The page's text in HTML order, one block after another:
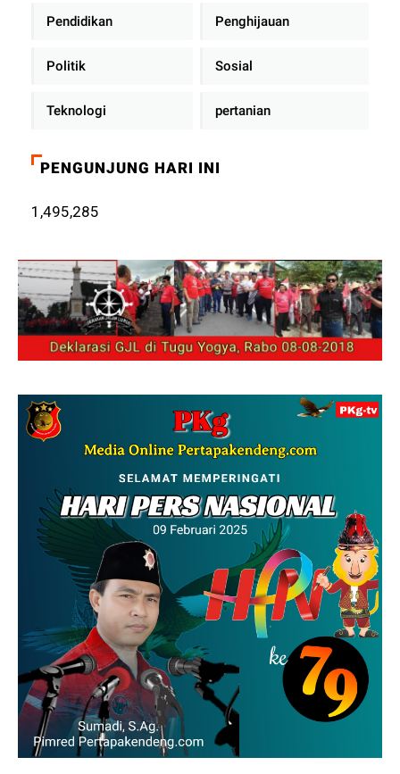
Pendidikan Penghijauan
Politik Sosial
Teknologi pertanian
PENGUNJUNG HARI INI
1,495,285